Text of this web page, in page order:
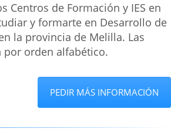
Centros de Formación y IES en
y formarte en Desarrollo de
la provincia de Melilla. Las
por orden alfabético.
PEDIR MÁS INFORMACIÓN